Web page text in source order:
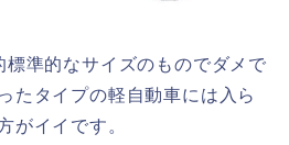
準的なサイズのものでダメで
たタイプの軽自動車には入ら
がイイです。